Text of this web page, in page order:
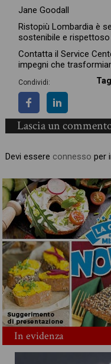
Jane Goodall
Ristopiù Lombardia è
sostenibile e rispettoso
Contatta il Service
impegni che
Condividi:
Lascia un
Devi essere connesso per
In evidenza